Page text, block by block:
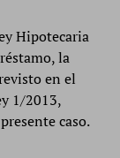
Hipotecaria
la
en el
1/2013,
caso.